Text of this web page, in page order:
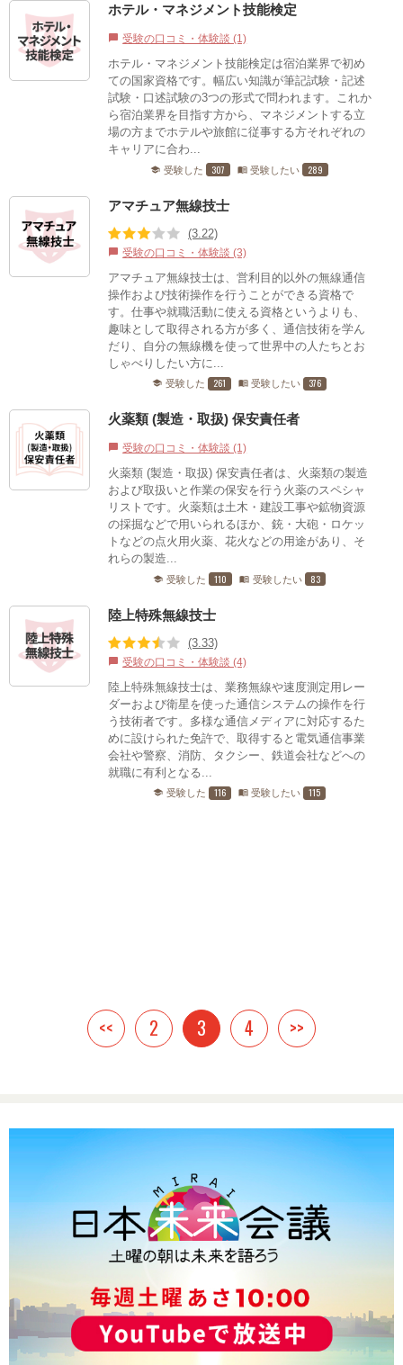
ホテル・マネジメント技能検定
chat_bubble 受験の口コミ・体験談 (1)
ホテル・マネジメント技能検定は宿泊業界で初め
ての国家資格です。幅広い知識が筆記試験・記述
試験・口述試験の3つの形式で問われます。これか
ら宿泊業界を目指す方から、マネジメントする立
場の方までホテルや旅館に従事する方それぞれの
キャリアに合わ...
school 受験した 307 menu_book 受験したい 289
アマチュア無線技士
(3.22)
chat_bubble 受験の口コミ・体験談 (3)
アマチュア無線技士は、営利目的以外の無線通信
操作および技術操作を行うことができる資格で
す。仕事や就職活動に使える資格というよりも、
趣味として取得される方が多く、通信技術を学ん
だり、自分の無線機を使って世界中の人たちとお
しゃべりしたい方に...
school 受験した 261 menu_book 受験したい 376
火薬類 (製造・取扱) 保安責任者
chat_bubble 受験の口コミ・体験談 (1)
火薬類 (製造・取扱) 保安責任者は、火薬類の製造
および取扱いと作業の保安を行う火薬のスペシャ
リストです。火薬類は土木・建設工事や鉱物資源
の採掘などで用いられるほか、銃・大砲・ロケッ
トなどの点火用火薬、花火などの用途があり、そ
れらの製造...
school 受験した 110 menu_book 受験したい 83
陸上特殊無線技士
(3.33)
chat_bubble 受験の口コミ・体験談 (4)
陸上特殊無線技士は、業務無線や速度測定用レー
ダーおよび衛星を使った通信システムの操作を行
う技術者です。多様な通信メディアに対応するた
めに設けられた免許で、取得すると電気通信事業
会社や警察、消防、タクシー、鉄道会社などへの
就職に有利となる...
school 受験した 116 menu_book 受験したい 115
<< 2 3 4 >>